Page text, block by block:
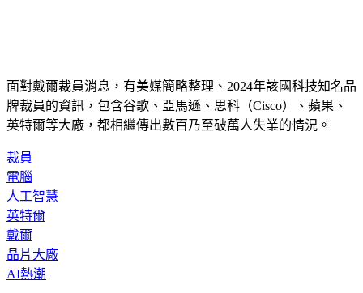
面對戴爾裁員消息，有美媒簡略整理、2024年該國科技知名品
牌裁員的資訊，包含谷歌、亞馬遜、思科（Cisco）、蘋果、
英特爾等大廠，都相繼傳出數百乃至破萬人失業的情況。
裁員
電腦
人工智慧
英特爾
戴爾
晶片大廠
AI熱潮